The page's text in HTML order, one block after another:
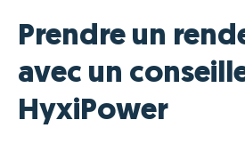
Prendre un
avec un
HyxiPower